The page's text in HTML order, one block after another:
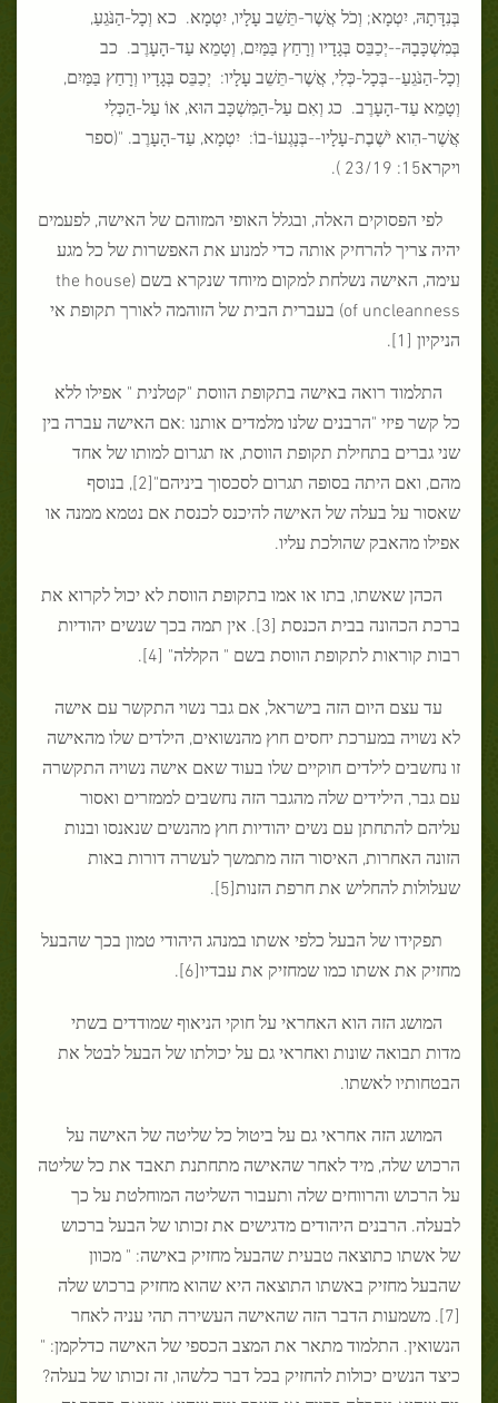
בְּנִדָּתָהּ, יִטְמָא; וְכֹל אֲשֶׁר-תֵּשֵׁב עָלָיו, יִטְמָא. כא וְכָל-הַנֹּגֵעַ,
בְּמִשְׁכָּבָהּ--יְכַבֵּס בְּגָדָיו וְרָחַץ בַּמַּיִם, וְטָמֵא עַד-הָעָרֶב. כב
וְכָל-הַנֹּגֵעַ--בְּכָל-כְּלִי, אֲשֶׁר-תֵּשֵׁב עָלָיו: יְכַבֵּס בְּגָדָיו וְרָחַץ בַּמַּיִם,
וְטָמֵא עַד-הָעָרֶב. כג וְאִם עַל-הַמִּשְׁכָּב הוּא, אוֹ עַל-הַכְּלִי
אֲשֶׁר-הִוא יֹשֶׁבֶת-עָלָיו--בְּנָגְעוֹ-בוֹ: יִטְמָא, עַד-הָעָרֶב. "(ספר
ויקרא15: 23/19 ).
לפי הפסוקים האלה, ובגלל האופי המזוהם של האישה, לפעמים
יהיה צריך להרחיק אותה כדי למנוע את האפשרות של כל מגע
עימה, האישה נשלחת למקום מיוחד שנקרא בשם (the house
of uncleanness) בעברית הבית של הזוהמה לאורך תקופת אי
הניקיון [1].
התלמוד רואה באישה בתקופת הווסת "קטלנית " אפילו ללא
כל קשר פיזי "הרבנים שלנו מלמדים אותנו :אם האישה עברה בין
שני גברים בתחילת תקופת הווסת, אז תגרום למותו של אחד
מהם, ואם היתה בסופה תגרום לסכסוך ביניהם"[2], בנוסף
שאסור על בעלה של האישה להיכנס לכנסת אם נטמא ממנה או
אפילו מהאבק שהולכת עליו.
הכהן שאשתו, בתו או אמו בתקופת הווסת לא יכול לקרוא את
ברכת הכהונה בבית הכנסת [3]. אין תמה בכך שנשים יהודיות
רבות קוראות לתקופת הווסת בשם " הקללה" [4].
עד עצם היום הזה בישראל, אם גבר נשוי התקשר עם אישה
לא נשויה במערכת יחסים חוץ מהנשואים, הילדים שלו מהאישה
זו נחשבים לילדים חוקיים שלו בעוד שאם אישה נשויה התקשרה
עם גבר, הילידים שלה מהגבר הזה נחשבים לממזרים ואסור
עליהם להתחתן עם נשים יהודיות חוץ מהנשים שנאנסו ובנות
הזונה האחרות, האיסור הזה מתמשך לעשרה דורות באות
שעלולות להחליש את חרפת הזנות[5].
תפקידו של הבעל כלפי אשתו במנהג היהודי טמון בכך שהבעל
מחזיק את אשתו כמו שמחזיק את עבדיו[6].
המושג הזה הוא האחראי על חוקי הניאוף שמודדים בשתי
מדות תבואה שונות ואחראי גם על יכולתו של הבעל לבטל את
הבטחותיו לאשתו.
המושג הזה אחראי גם על ביטול כל שליטה של האישה על
הרכוש שלה, מיד לאחר שהאישה מתחתנת תאבד את כל שליטה
על הרכוש והרווחים שלה ותעבור השליטה המוחלטת על כך
לבעלה. הרבנים היהודים מדגישים את זכותו של הבעל ברכוש
של אשתו כתוצאה טבעית שהבעל מחזיק באישה: " מכוון
שהבעל מחזיק באשתו התוצאה היא שהוא מחזיק ברכוש שלה
[7]. משמעות הדבר הזה שהאישה העשירה תהי עניה לאחר
הנשואין. התלמוד מתאר את המצב הכספי של האישה כדלקמן: "
כיצד הנשים יכולות להחזיק בכל דבר כלשהו, זה זכותו של בעלה?